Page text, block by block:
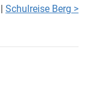
| Schulreise Berg >